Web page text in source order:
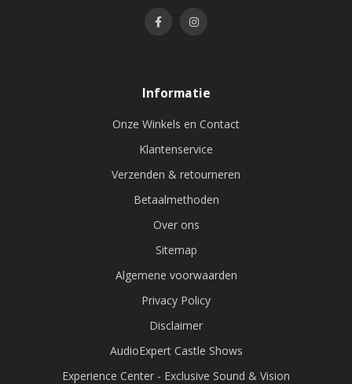
Informatie
Onze Winkels en Contact
Klantenservice
Verzenden & retourneren
Betaalmethoden
Over ons
Sitemap
Algemene voorwaarden
Privacy Policy
Disclaimer
AudioExpert Castle Shows
Experience Center - Exclusive Sound & Vision